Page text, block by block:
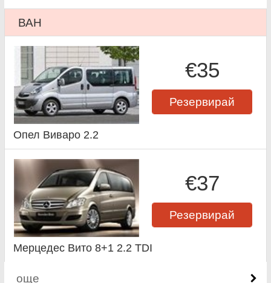
ВАН
€35
Резервирай
Опел Виваро 2.2
€37
Резервирай
Мерцедес Вито 8+1 2.2 TDI
още